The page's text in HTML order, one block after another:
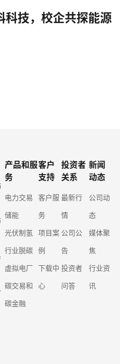
科技，校企共探能源
产品和服
务
电力交易
储能
光伏制氢
行业脱碳
虚拟电厂
碳交易和
碳金融
客户
支持
客户服
务
项目案
例
下载中
心
投资者
关系
最新行
情
公司公
告
投资者
问答
新闻
动态
公司动
态
媒体聚
焦
行业资
讯